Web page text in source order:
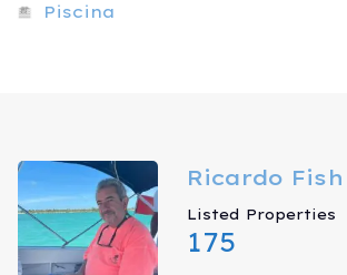
Piscina
Ricardo Fish
Listed Properties
175